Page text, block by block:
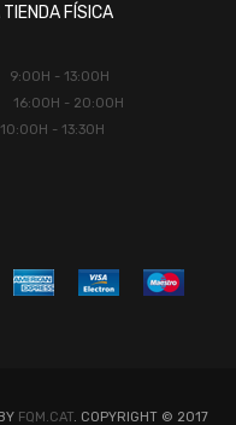
TIENDA FÍSICA
9:00H - 13:00H
- 13:30H
FQM.CAT. COPYRIGHT © 2017